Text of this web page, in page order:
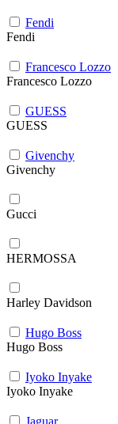
Fendi
Fendi
Francesco Lozzo
Francesco Lozzo
GUESS
GUESS
Givenchy
Givenchy
Gucci
HERMOSSA
Harley Davidson
Hugo Boss
Hugo Boss
Iyoko Inyake
Iyoko Inyake
Jaguar